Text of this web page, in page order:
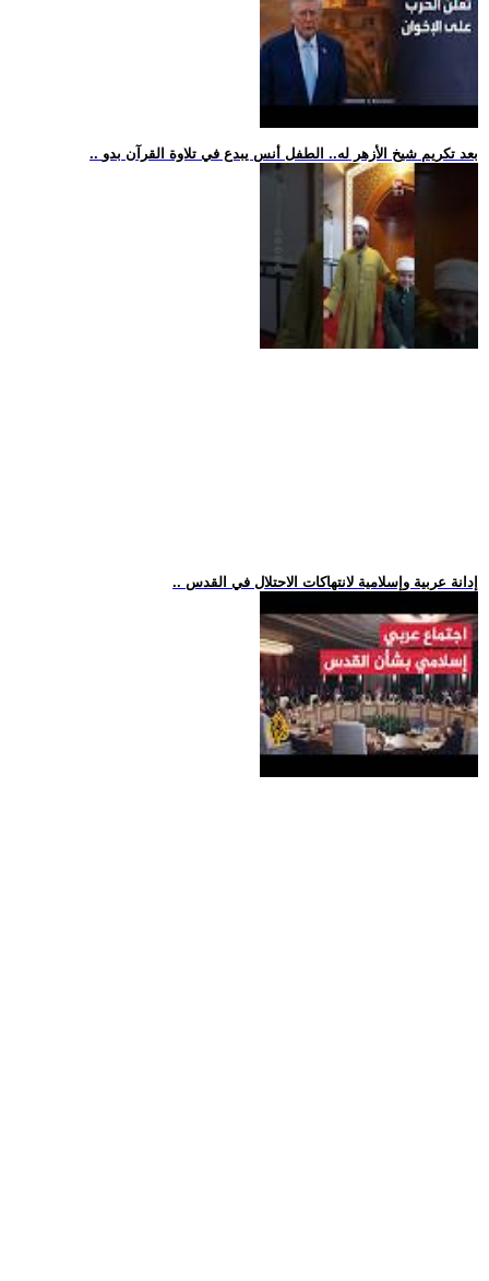
.. بعد تكريم شيخ الأزهر له.. الطفل أنس يبدع في تلاوة القرآن بدو
.. إدانة عربية وإسلامية لانتهاكات الاحتلال في القدس